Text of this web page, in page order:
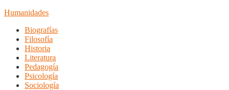
Humanidades
Biografías
Filosofía
Historia
Literatura
Pedagogía
Psicología
Sociología